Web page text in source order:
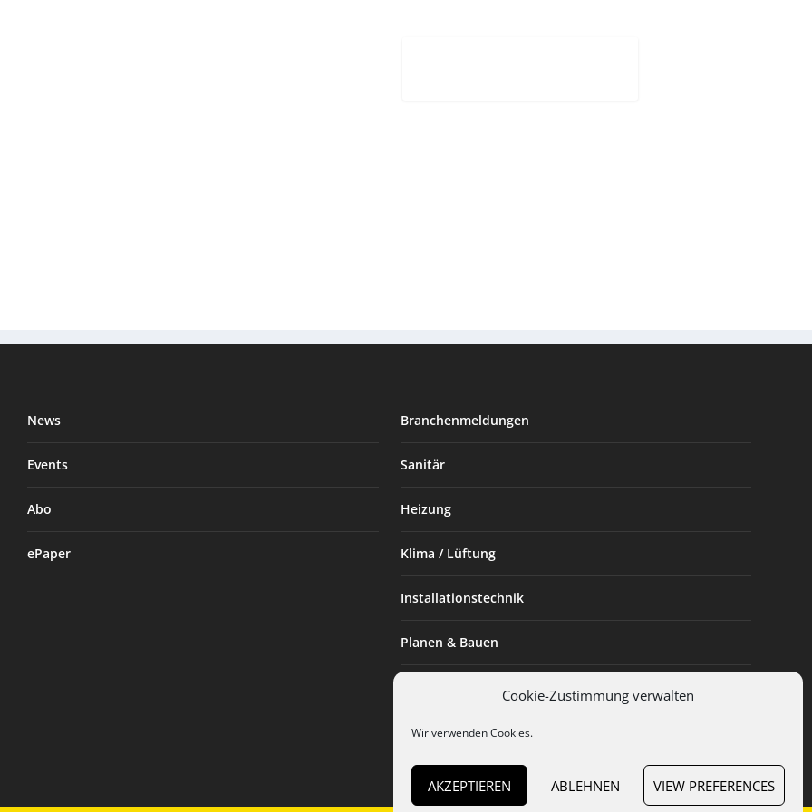
Cookie-Zustimmung verwalten
Wir verwenden Cookies.
AKZEPTIEREN ABLEHNEN VIEW PREFERENCES
News
Events
Abo
ePaper
Branchenmeldungen
Sanitär
Heizung
Klima / Lüftung
Installationstechnik
Planen & Bauen
Installateur des Monats